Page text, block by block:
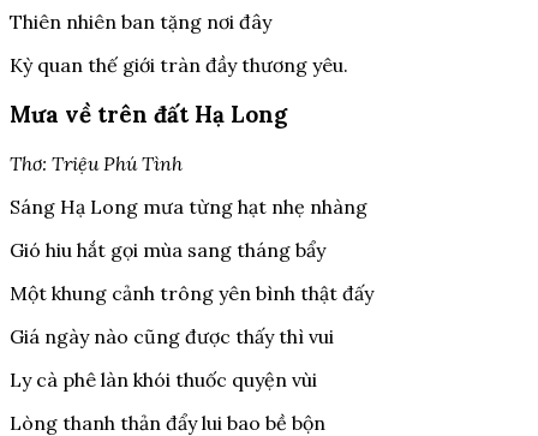
Thiên nhiên ban tặng nơi đây
Kỳ quan thế giới tràn đầy thương yêu.
Mưa về trên đất Hạ Long
Thơ: Triệu Phú Tình
Sáng Hạ Long mưa từng hạt nhẹ nhàng
Gió hiu hắt gọi mùa sang tháng bẩy
Một khung cảnh trông yên bình thật đấy
Giá ngày nào cũng được thấy thì vui
Ly cà phê làn khói thuốc quyện vùi
Lòng thanh thản đẩy lui bao bề bộn